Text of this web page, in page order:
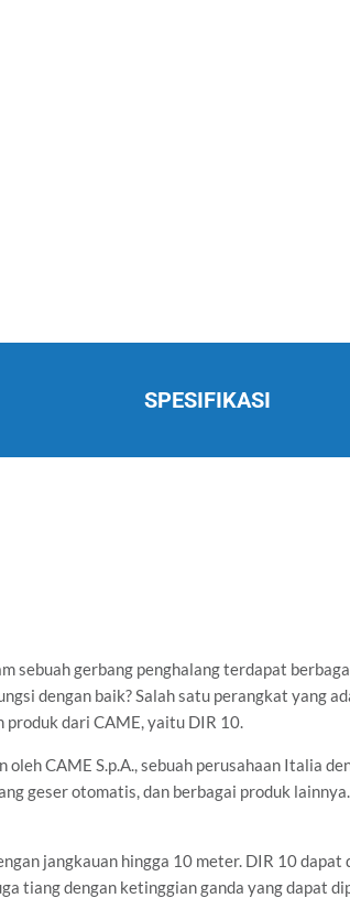
SPESIFIKASI
sebuah gerbang penghalang terdapat
dengan baik? Salah satu perangkat yang
dari CAME, yaitu DIR 10.
CAME S.p.A., sebuah perusahaan Italia
geser otomatis, dan berbagai produk
jangkauan hingga 10 meter. DIR 10 dapat
tiang dengan ketinggian ganda yang dapat